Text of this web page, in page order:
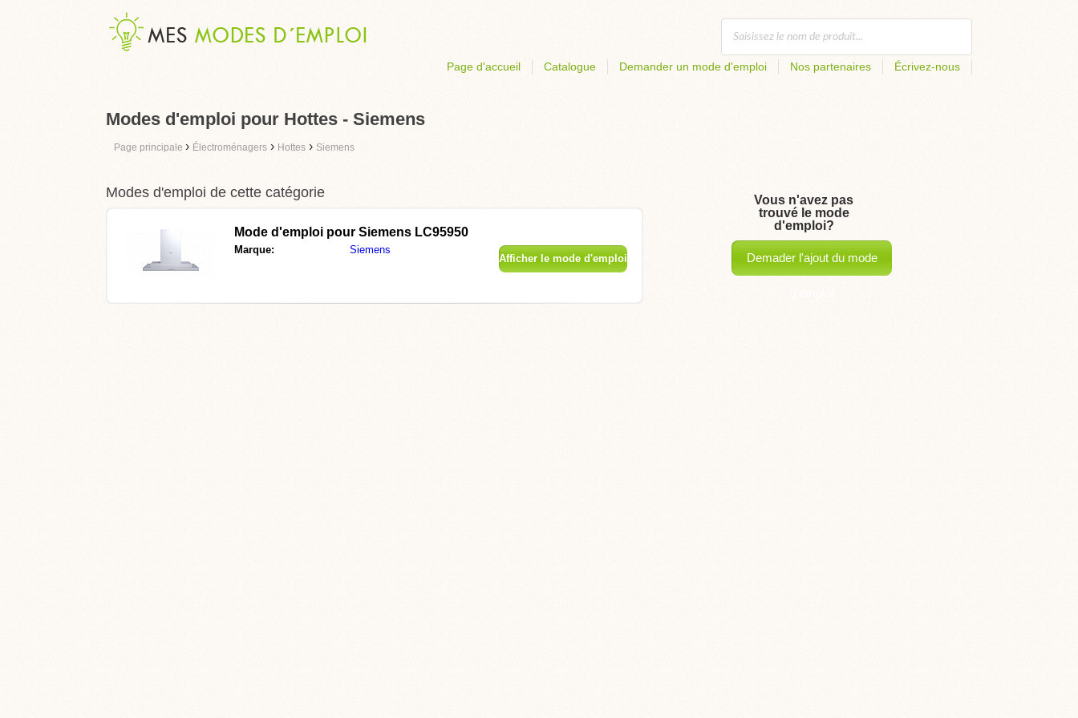
Page d'accueil Catalogue Demander un mode d'emploi Nos partenaires Écrivez-nous
Modes d'emploi pour Hottes - Siemens
Page principale › Électroménagers › Hottes › Siemens
Modes d'emploi de cette catégorie
Mode d'emploi pour Siemens LC95950
Marque: Siemens
Afficher le mode d'emploi
Vous n'avez pas
trouvé le mode
d'emploi?
Demader l'ajout du mode